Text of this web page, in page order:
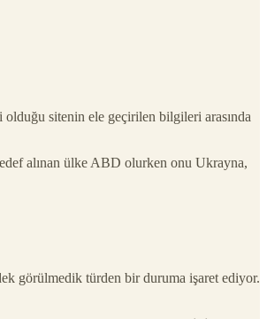
olduğu sitenin ele geçirilen bilgileri arasında
alınan ülke ABD olurken onu Ukrayna,
görülmedik türden bir duruma işaret ediyor.